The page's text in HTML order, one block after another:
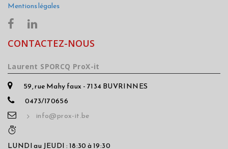
Mentions légales
CONTACTEZ-NOUS
Laurent SPORCQ ProX-it
59, rue Mahy faux - 7134 BUVRINNES
0473/170656
info@prox-it.be
LUNDI au JEUDI : 18:30 à 19:30